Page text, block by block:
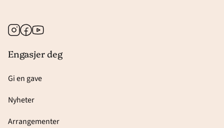
Instagram
Facebook
Youtube
Engasjer deg
Gi en gave
Nyheter
Arrangementer